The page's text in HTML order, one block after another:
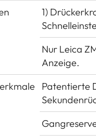
1)
Nur Leica
Anzeige.
Patentierte